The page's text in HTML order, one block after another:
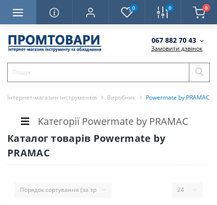
0 0 0
067 882 70 43
Замовити дзвінок
Інтернет-магазин інструментів Виробник Powermate by PRAMAC
Категорії Powermate by PRAMAC
Каталог товарів Powermate by
PRAMAC